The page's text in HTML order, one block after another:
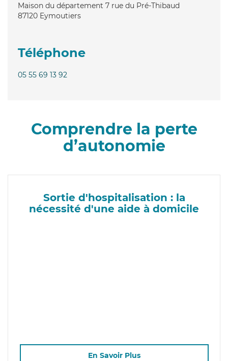
Maison du département 7 rue du Pré-Thibaud
87120 Eymoutiers
Téléphone
05 55 69 13 92
Comprendre la perte
d’autonomie
Sortie d'hospitalisation : la
nécessité d'une aide à domicile
En Savoir Plus